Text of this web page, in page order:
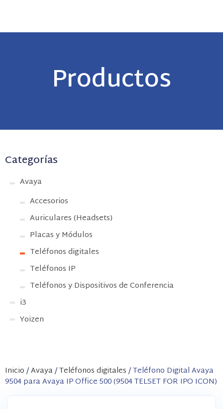
Productos
Categorías
Avaya
Accesorios
Auriculares (Headsets)
Placas y Módulos
Teléfonos digitales
Teléfonos IP
Teléfonos y Dispositivos de Conferencia
i3
Yoizen
Inicio/Avaya/Teléfonos digitales/ Teléfono Digital Avaya
9504 para Avaya IP Office 500 (9504 TELSET FOR IPO ICON)